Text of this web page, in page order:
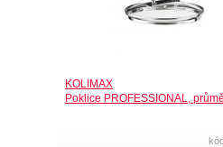
KOLIMAX
Poklice PROFESSIONAL,